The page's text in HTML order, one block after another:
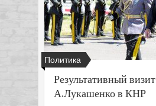
Политика
Результативный визит
А.Лукашенко в КНР